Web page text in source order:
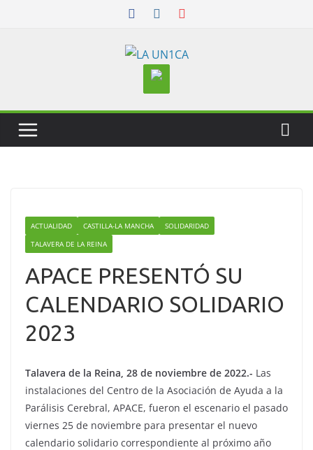
ACTUALIDAD CASTILLA-LA MANCHA
SOLIDARIDAD
TALAVERA DE LA REINA
APACE PRESENTÓ SU
CALENDARIO SOLIDARIO
2023
Talavera de la Reina, 28 de noviembre de 2022.- Las
instalaciones del Centro de la Asociación de Ayuda a la
Parálisis Cerebral, APACE, fueron el escenario el pasado
viernes 25 de noviembre para presentar el nuevo
calendario solidario correspondiente al próximo año